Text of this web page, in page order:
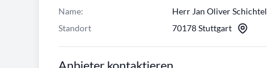
Name:
Herr Jan Oliver Schichtel
Standort
70178 Stuttgart
Anbieter kontaktieren